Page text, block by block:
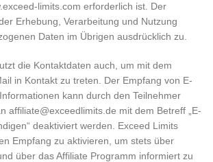
limits.com erforderlich ist. Der
Erhebung, Verarbeitung und Nutzung
Daten im Übrigen ausdrücklich zu.
die Kontaktdaten auch, um mit dem
in Kontakt zu treten. Der Empfang von E-
kann durch den Teilnehmer
affiliate@exceedlimits.de mit dem Betreff „E-
deaktiviert werden. Exceed Limits
Empfang zu aktivieren, um stets über
über das Affiliate Programm informiert zu